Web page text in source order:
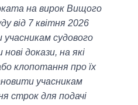
на вирок Вищого
від 7 квітня 2026
судового
докази, на які
клопотання про їх
учасникам
строк для подачі